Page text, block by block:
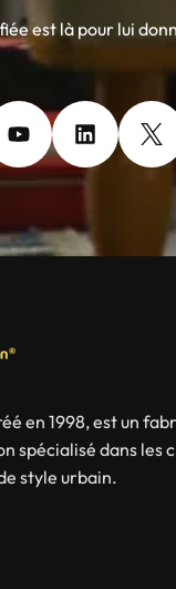
est là pour lui
en 1998, est un
spécialisé dans les
style urbain.